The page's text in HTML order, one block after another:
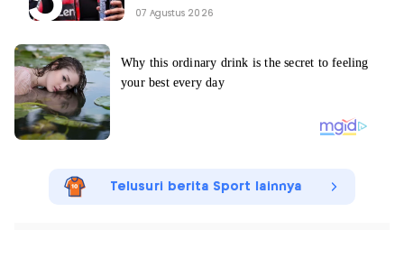
07 Agustus 2026
Telusuri berita Sport lainnya